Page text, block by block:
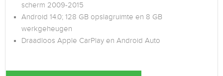
scherm 2009-2015
Android 14.0; 128 GB opslagruimte en 8 GB
werkgeheugen
Draadloos Apple CarPlay en Android Auto